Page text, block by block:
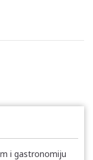
i gastronomiju